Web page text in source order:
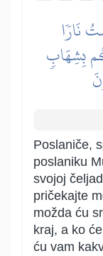
نَارٗا
بِشِهَابٖ
Poslaniče,
poslaniku
svojoj
pričekajte
možda ću
kraj, a ko
ću vam